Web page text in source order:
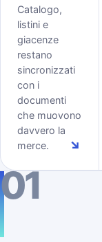
Catalogo,
listini e
giacenze
restano
sincronizzati
con i
documenti
che muovono
davvero la
merce.
↘
01